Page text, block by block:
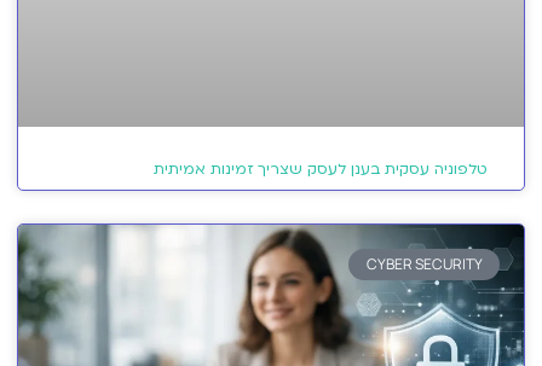
טלפוניה עסקית בענן לעסק שצריך זמינות אמיתית
CYBER SECURITY